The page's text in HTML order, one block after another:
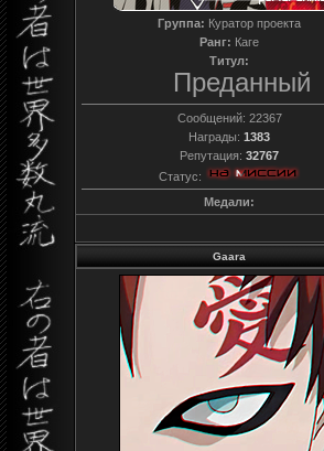
Группа: Куратор проекта
Ранг: Каге
Титул:
Преданный
Сообщений: 22367
Награды: 1383
Репутация: 32767
Статус:
Медали:
Gaara